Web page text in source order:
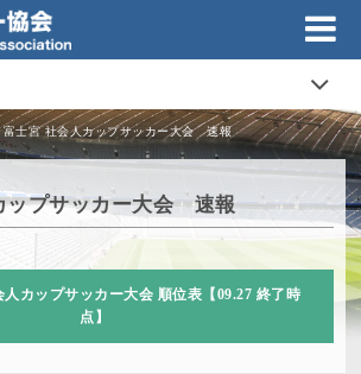
富士宮 社会人カップサッカー大会 速報
ップサッカー大会 速報
人カップサッカー大会 順位表【09.27 終了時
点】